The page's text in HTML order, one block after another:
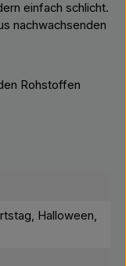
einfach schlicht.
nachwachsenden
Rohstoffen
Halloween,